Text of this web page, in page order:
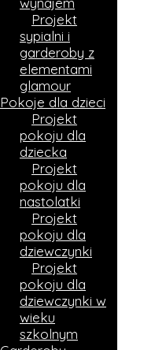
Projekt
sypialni i
garderoby z
elementami
glamour
Pokoje dla dzieci
Projekt
pokoju dla
dziecka
Projekt
pokoju dla
nastolatki
Projekt
pokoju dla
dziewczynki
Projekt
pokoju dla
dziewczynki w
wieku
szkolnym